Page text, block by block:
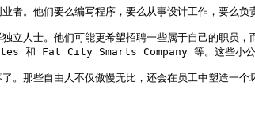
者。他们要么编写程序，要么从事设计工作，要么
立人士。他们可能更希望招聘一些属于自己的职员
Fat City Smarts Company 等。这些小公司的员
。那些自由人不仅傲慢无比，还会在员工中塑造一